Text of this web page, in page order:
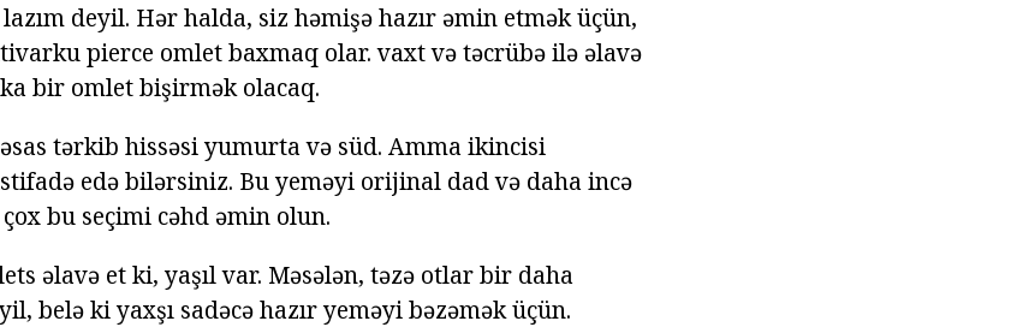
deyil. Hər halda, siz həmişə hazır əmin etmək üçün,
pierce omlet baxmaq olar. vaxt və təcrübə ilə əlavə
bir omlet bişirmək olacaq.
tərkib hissəsi yumurta və süd. Amma ikincisi
edə bilərsiniz. Bu yeməyi orijinal dad və daha incə
bu seçimi cəhd əmin olun.
əlavə et ki, yaşıl var. Məsələn, təzə otlar bir daha
belə ki yaxşı sadəcə hazır yeməyi bəzəmək üçün.